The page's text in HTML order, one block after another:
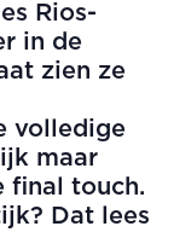
Rios-
in de
zien ze
volledige
maar
final touch.
Dat lees